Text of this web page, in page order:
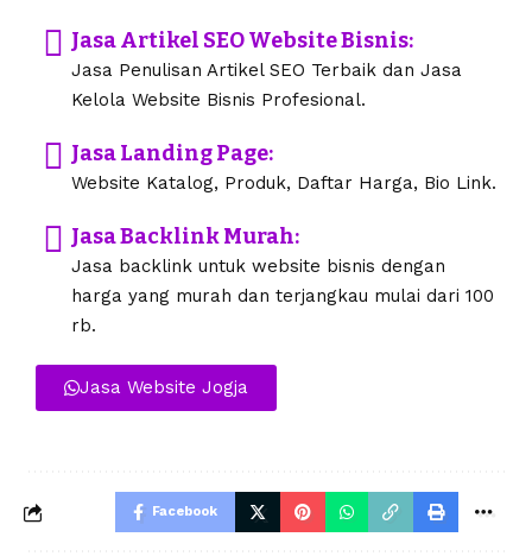
Jasa Artikel SEO Website Bisnis:
Jasa Penulisan Artikel SEO Terbaik dan Jasa
Kelola Website Bisnis Profesional.
Jasa Landing Page:
Website Katalog, Produk, Daftar Harga, Bio Link.
Jasa Backlink Murah:
Jasa backlink untuk website bisnis dengan
harga yang murah dan terjangkau mulai dari 100
rb.
Jasa Website Jogja
Facebook